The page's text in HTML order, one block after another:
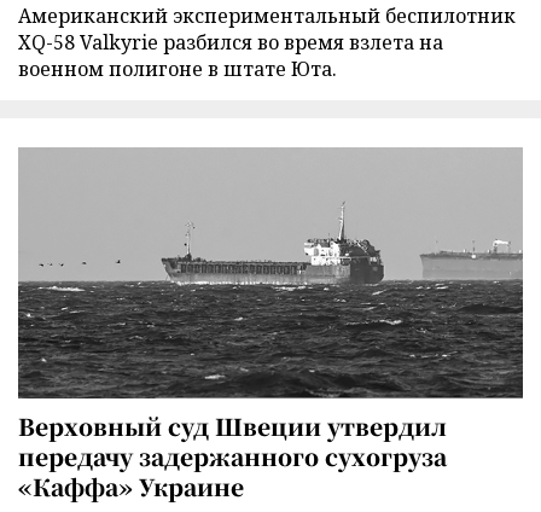
Американский экспериментальный беспилотник
XQ-58 Valkyrie разбился во время взлета на
военном полигоне в штате Юта.
Верховный суд Швеции утвердил
передачу задержанного сухогруза
«Каффа» Украине